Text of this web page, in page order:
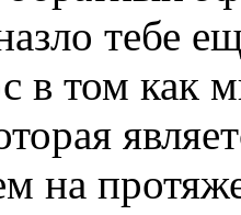
тебе
в том как
на